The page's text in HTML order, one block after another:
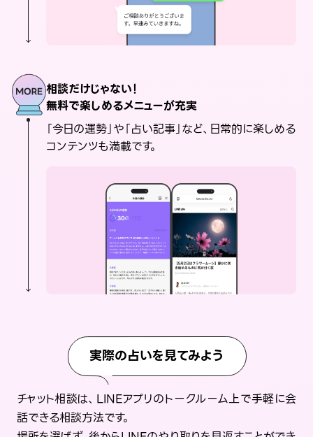
相談だけじゃない！
無料で楽しめるメニューが充実
「今日の運勢」や「占い記事」など、日常的に楽しめる
コンテンツも満載です。
実際の占いを見てみよう
チャット相談は、LINEアプリのトークルーム上で手軽に会
話できる相談方法です。